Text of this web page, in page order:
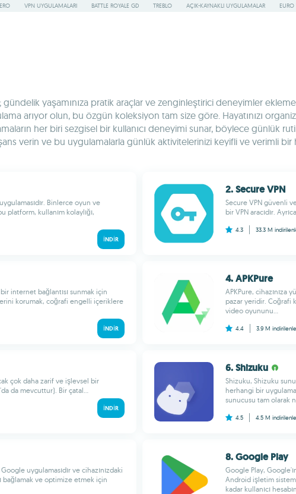
VPN UYGULAMALARI BATTLE ROYALE GD TREBLO AÇIK-KAYNAKLI UYGULAMALAR
yaşamınıza pratik araçlar ve zenginleştirici deneyimler
arıyor olun, bu özgün koleksiyon tam size göre. Hayatınızı
her biri sezgisel bir kullanıcı deneyimi sunar, böylece günlük
verin ve bu uygulamalarla günlük aktivitelerinizi keyifli ve verimli bir
Binlerce oyun ve
platform, kullanım kolaylığı,
İNDIR
2. Secure VPN
Secure VPN güvenli
bir VPN aracıdır.
4.3 33.3 M
internet bağlantısı sunmak için
korumak, coğrafi engelli içeriklere
İNDIR
4. APKPure
APKPure,
pazar yeridir. Coğrafi
video oyununu...
4.4 3.9 M
çok daha zarif ve işlevsel bir
da mevcuttur). Bir çatal...
İNDIR
6. Shizuku
Shizuku, Shizuku
herhangi bir
sunucusu tam olarak
4.5 4.5 M
uygulamasıdır ve cihazınızdaki
bağlamak ve optimize etmek için
8. Google Play
Google Play,
Android işletim
kadar kullanıcı